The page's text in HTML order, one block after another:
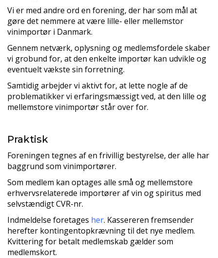
Vi er med andre ord en forening, der har som mål at
gøre det nemmere at være lille- eller mellemstor
vinimportør i Danmark.
Gennem netværk, oplysning og medlemsfordele skaber
vi grobund for, at den enkelte importør kan udvikle og
eventuelt vækste sin forretning.
Samtidig arbejder vi aktivt for, at lette nogle af de
problematikker vi erfaringsmæssigt ved, at den lille og
mellemstore vinimportør står over for.
Praktisk
Foreningen tegnes af en frivillig bestyrelse, der alle har
baggrund som vinimportører.
Som medlem kan optages alle små og mellemstore
erhvervsrelaterede importører af vin og spiritus med
selvstændigt CVR-nr.
Indmeldelse foretages her. Kassereren fremsender
herefter kontingentopkrævning til det nye medlem.
Kvittering for betalt medlemskab gælder som
medlemskort.